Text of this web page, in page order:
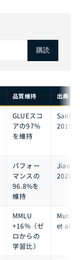
購読
品質維持 出典
GLUEスコ
アの97%
を維持
Sanh
2019
パフォー
マンスの
96.8%を
維持
Jiao et
2020
MMLU
+16%（ゼ
ロからの
学習比）
et al.,